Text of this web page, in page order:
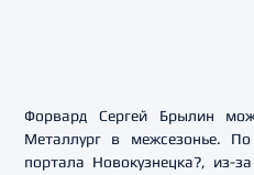
Форвард Сергей Брылин
Металлург в межсезонье.
портала Новокузнецка?, из-